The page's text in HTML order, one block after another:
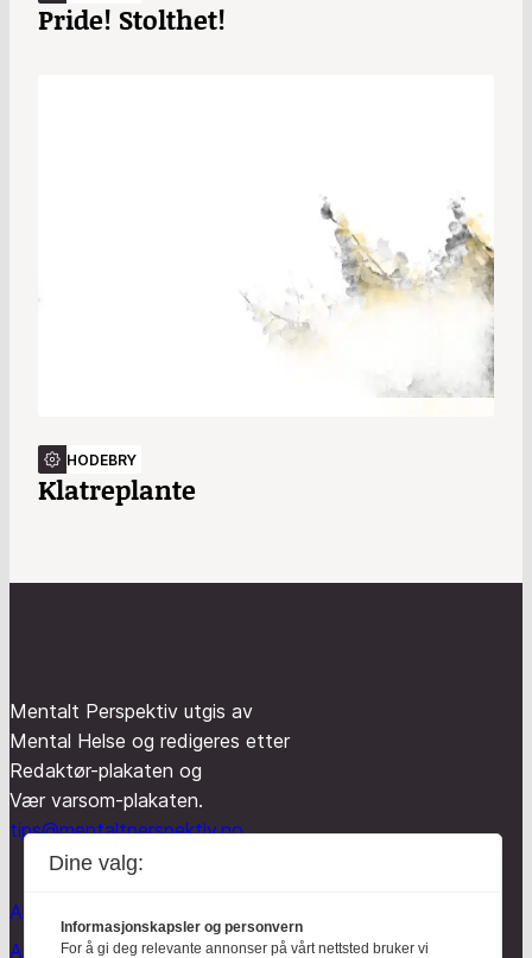
Pride! Stolthet!
HODEBRY
Klatreplante
Mentalt Perspektiv utgis av
Mental Helse og redigeres etter
Redaktør-plakaten og
Vær varsom-plakaten.
tips@mentaltperspektiv.no
Aktuelt
Anmeldt
Dine valg:
Informasjonskapsler og personvern
For å gi deg relevante annonser på vårt nettsted bruker vi